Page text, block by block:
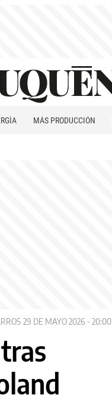
MÁS PRODUCCIÓN
29 DE MAYO 2026 - 20:00